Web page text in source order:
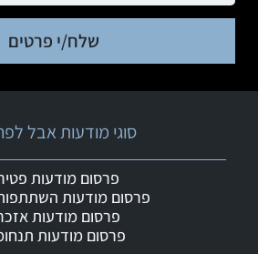
שלח/י פרטים
סוגי מודעות אבל
פרסום מודעות
פרסום מודעות
פרסום מודעות
פרסום מודעות